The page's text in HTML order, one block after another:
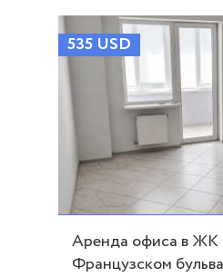
535 USD
Аренда офиса в ЖК
Французском